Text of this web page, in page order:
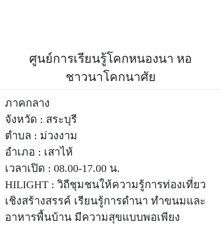
ศูนย์การเรียนรู้โคกหนองนา หอ
ชาวนาโคกนาศัย
ภาคกลาง
จังหวัด : สระบุรี
ตำบล : ม่วงงาม
อำเภอ : เสาไห้
เวลาเปิด : 08.00-17.00 น.
HILIGHT : วิถีชุมชนให้ความรู้การท่องเที่ยว
เชิงสร้างสรรค์ เรียนรู้การดำนา ทำขนมและ
อาหารพื้นบ้าน มีความสุขแบบพอเพียง